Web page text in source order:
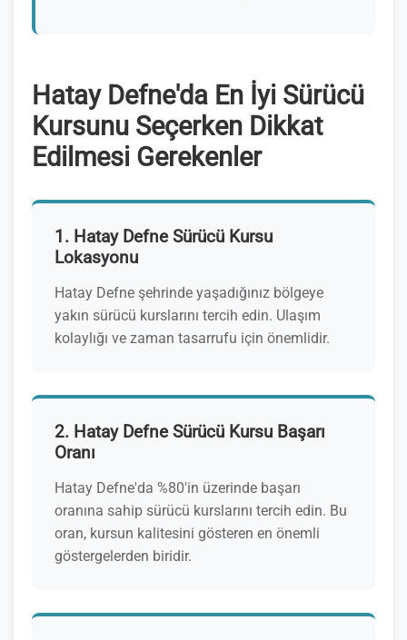
Hatay Defne'da En İyi Sürücü
Kursunu Seçerken Dikkat
Edilmesi Gerekenler
1. Hatay Defne Sürücü Kursu
Lokasyonu
Hatay Defne şehrinde yaşadığınız bölgeye
yakın sürücü kurslarını tercih edin. Ulaşım
kolaylığı ve zaman tasarrufu için önemlidir.
2. Hatay Defne Sürücü Kursu Başarı
Oranı
Hatay Defne'da %80'in üzerinde başarı
oranına sahip sürücü kurslarını tercih edin. Bu
oran, kursun kalitesini gösteren en önemli
göstergelerden biridir.